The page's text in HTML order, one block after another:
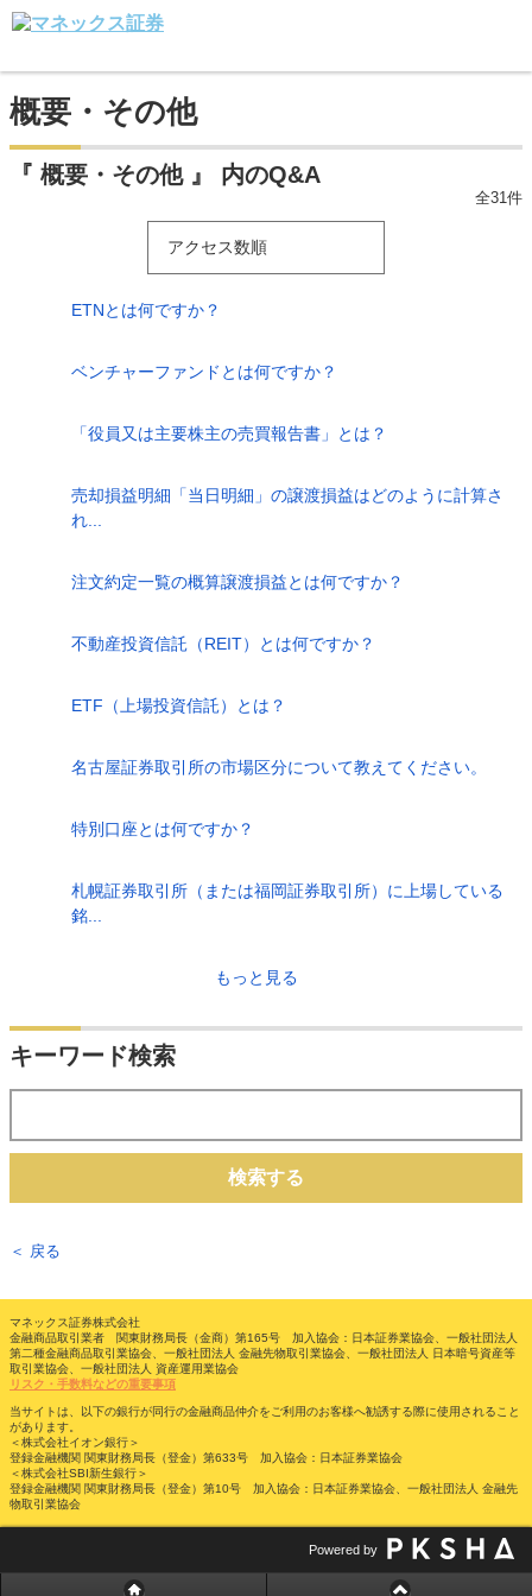
概要・その他
『 概要・その他 』 内のQ&A
全31件
アクセス数順
ETNとは何ですか？
ベンチャーファンドとは何ですか？
「役員又は主要株主の売買報告書」とは？
売却損益明細「当日明細」の譲渡損益はどのように計算さ
れ...
注文約定一覧の概算譲渡損益とは何ですか？
不動産投資信託（REIT）とは何ですか？
ETF（上場投資信託）とは？
名古屋証券取引所の市場区分について教えてください。
特別口座とは何ですか？
札幌証券取引所（または福岡証券取引所）に上場している
銘...
もっと見る
キーワード検索
検索する
＜ 戻る
マネックス証券株式会社
金融商品取引業者 関東財務局長（金商）第165号 加入協会：日本証券業協会、一般社団法人
第二種金融商品取引業協会、一般社団法人 金融先物取引業協会、一般社団法人 日本暗号資産等
取引業協会、一般社団法人 資産運用業協会
リスク・手数料などの重要事項
当サイトは、以下の銀行が同行の金融商品仲介をご利用のお客様へ勧誘する際に使用されること
があります。
＜株式会社イオン銀行＞
登録金融機関 関東財務局長（登金）第633号 加入協会：日本証券業協会
＜株式会社SBI新生銀行＞
登録金融機関 関東財務局長（登金）第10号 加入協会：日本証券業協会、一般社団法人 金融先
物取引業協会
Powered by